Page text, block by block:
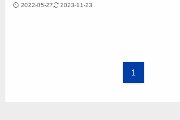
2022-05-27 2023-11-23
1